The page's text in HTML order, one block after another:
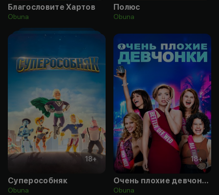
Благословите Хартов
Obuna
Полюс
Obuna
18+
Суперособняк
Obuna
18+
Очень плохие девчонки
Obuna